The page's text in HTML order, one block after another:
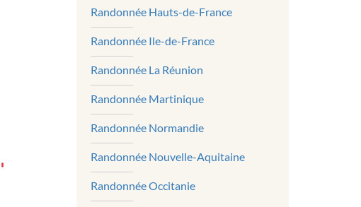
Randonnée Hauts-de-France
Randonnée Ile-de-France
Randonnée La Réunion
Randonnée Martinique
Randonnée Normandie
Randonnée Nouvelle-Aquitaine
Randonnée Occitanie